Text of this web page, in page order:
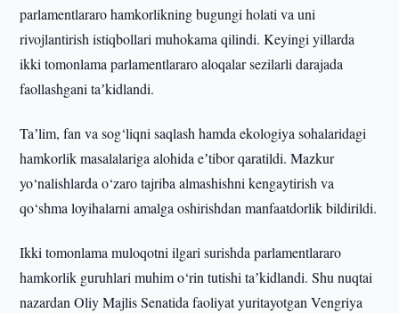
parlamentlararo hamkorlikning bugungi holati va uni
rivojlantirish istiqbollari muhokama qilindi. Keyingi yillarda
ikki tomonlama parlamentlararo aloqalar sezilarli darajada
faollashgani taʼkidlandi.
Taʼlim, fan va sog‘liqni saqlash hamda ekologiya sohalaridagi
hamkorlik masalalariga alohida eʼtibor qaratildi. Mazkur
yo‘nalishlarda o‘zaro tajriba almashishni kengaytirish va
qo‘shma loyihalarni amalga oshirishdan manfaatdorlik bildirildi.
Ikki tomonlama muloqotni ilgari surishda parlamentlararo
hamkorlik guruhlari muhim o‘rin tutishi taʼkidlandi. Shu nuqtai
nazardan Oliy Majlis Senatida faoliyat yuritayotgan Vengriya